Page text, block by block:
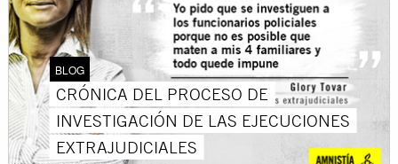
BLOG
CRÓNICA DEL PROCESO DE
INVESTIGACIÓN DE LAS EJECUCIONES
EXTRAJUDICIALES